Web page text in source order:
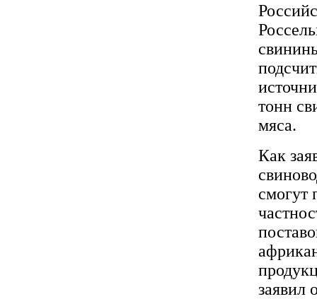
тонн
мяса.
Как
смогут
заявил